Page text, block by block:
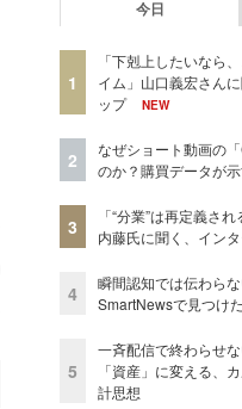
今日
1
「下剋上したいなら
イム」山口義宏さん
ップ
NEW
2
なぜショート動画の
のか？購買データが
3
「“分業”は再定義さ
内藤氏に聞く、イン
4
瞬間認知では伝わら
SmartNewsで見つけ
5
一斉配信で終わらせ
「資産」に変える、
計思想